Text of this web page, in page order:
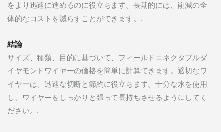
をより迅速に進めるのに役立ちます。長期的には、削減の全
体的なコストを減らすことができます。.
結論
サイズ、種類、目的に基づいて、フィールドコネクタブルダ
イヤモンドワイヤーの価格を簡単に計算できます。適切なワ
イヤーは、迅速な切断と節約に役立ちます。十分な水を使用
し、ワイヤーをしっかりと張って長持ちさせるようにしてく
ださい。.